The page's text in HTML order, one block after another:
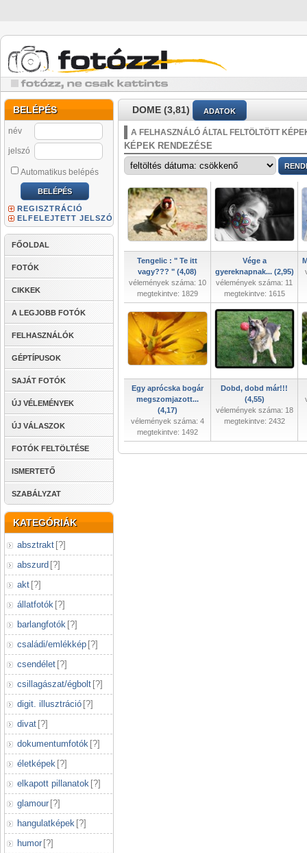
BELÉPÉS
név
jelszó
Automatikus belépés
REGISZTRÁCIÓ
ELFELEJTETT JELSZÓ
FŐOLDAL
FOTÓK
CIKKEK
A LEGJOBB FOTÓK
FELHASZNÁLÓK
GÉPTÍPUSOK
SAJÁT FOTÓK
ÚJ VÉLEMÉNYEK
ÚJ VÁLASZOK
FOTÓK FELTÖLTÉSE
ISMERTETŐ
SZABÁLYZAT
KATEGÓRIÁK
absztrakt [?]
abszurd [?]
akt [?]
állatfotók [?]
barlangfotók [?]
családi/emlékkép [?]
csendélet [?]
csillagászat/égbolt [?]
digit. illusztráció [?]
divat [?]
dokumentumfotók [?]
életképek [?]
elkapott pillanatok [?]
glamour [?]
hangulatképek [?]
humor [?]
DOME (3,81) ADATOK
A FELHASZNÁLÓ ÁLTAL FELTÖLTÖTT
KÉPEK RENDEZÉSE
Tengelic : " Te itt
vagy??? " (4,08)
vélemények száma: 10
megtekintve: 1829
Vége a
gyereknapnak... (2,95)
vélemények száma: 11
megtekintve: 1615
Egy aprócska bogár
megszomjazott...
(4,17)
vélemények száma: 4
megtekintve: 1492
Dobd, dobd már!!!
(4,55)
vélemények száma: 18
megtekintve: 2432